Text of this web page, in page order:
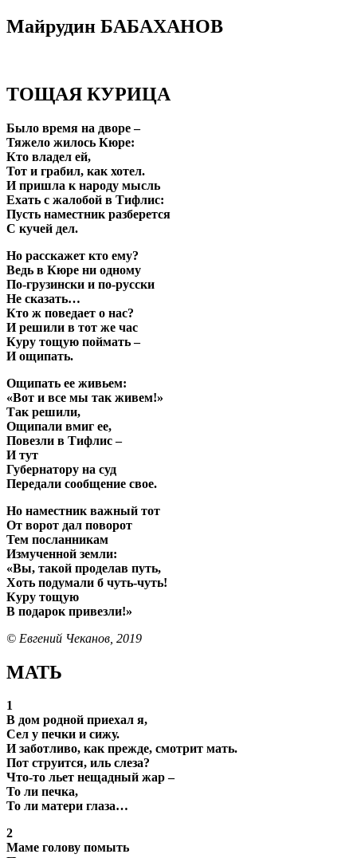
Майрудин БАБАХАНОВ
ТОЩАЯ КУРИЦА
Было время на дворе –
Тяжело жилось Кюре:
Кто владел ей,
Тот и грабил, как хотел.
И пришла к народу мысль
Ехать с жалобой в Тифлис:
Пусть наместник разберется
С кучей дел.
Но расскажет кто ему?
Ведь в Кюре ни одному
По-грузински и по-русски
Не сказать…
Кто ж поведает о нас?
И решили в тот же час
Куру тощую поймать –
И ощипать.
Ощипать ее живьем:
«Вот и все мы так живем!»
Так решили,
Ощипали вмиг ее,
Повезли в Тифлис –
И тут
Губернатору на суд
Передали сообщение свое.
Но наместник важный тот
От ворот дал поворот
Тем посланникам
Измученной земли:
«Вы, такой проделав путь,
Хоть подумали б чуть-чуть!
Куру тощую
В подарок привезли!»
© Евгений Чеканов, 2019
МАТЬ
1
В дом родной приехал я,
Сел у печки и сижу.
И заботливо, как прежде, смотрит мать.
Пот струится, иль слеза?
Что-то льет нещадный жар –
То ли печка,
То ли матери глаза…
2
Маме голову помыть